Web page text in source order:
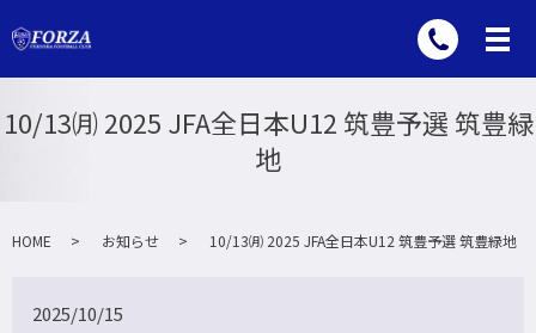
10/13㈪ 2025 JFA全日本U12 筑豊予選 筑豊緑
地
HOME お知らせ 10/13㈪ 2025 JFA全日本U12 筑豊予選 筑豊緑地
2025/10/15